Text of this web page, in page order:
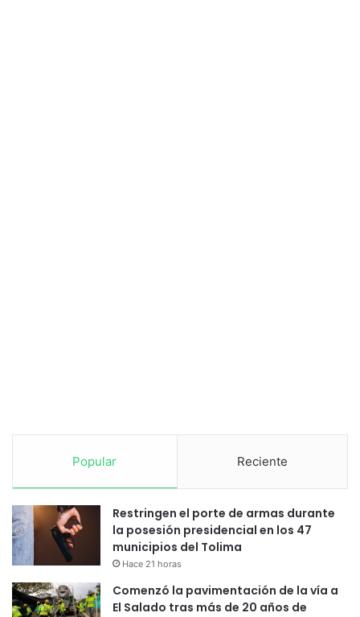
Popular Reciente
Restringen el porte de armas durante
la posesión presidencial en los 47
municipios del Tolima
Hace 21 horas
Comenzó la pavimentación de la vía a
El Salado tras más de 20 años de